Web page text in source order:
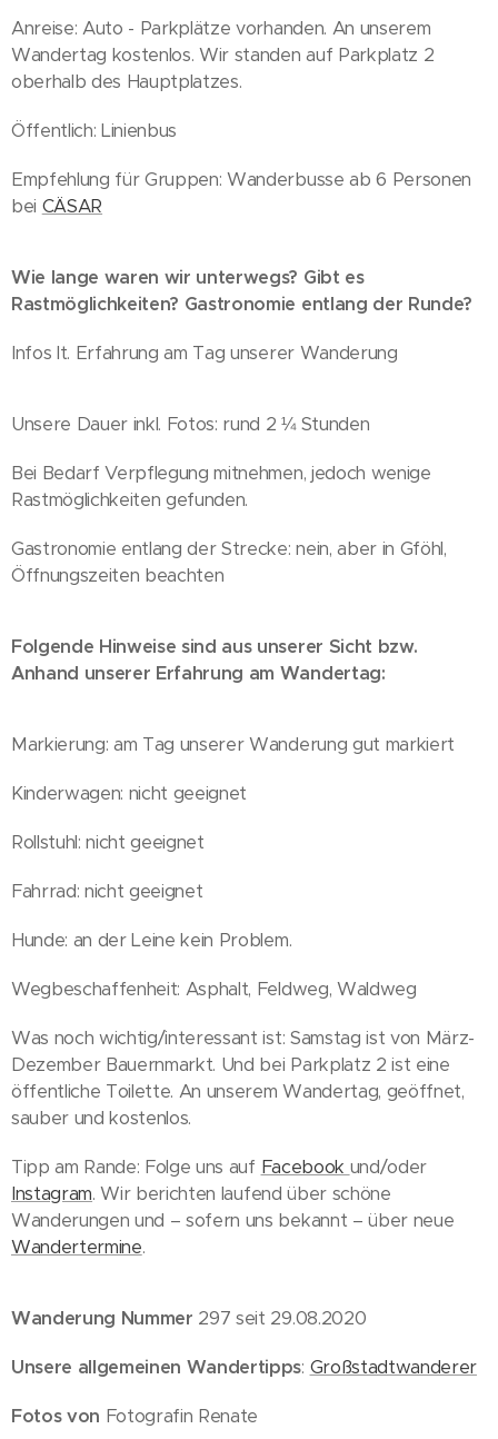
Anreise: Auto - Parkplätze vorhanden. An unserem
Wandertag kostenlos. Wir standen auf Parkplatz 2
oberhalb des Hauptplatzes.
Öffentlich: Linienbus
Empfehlung für Gruppen: Wanderbusse ab 6 Personen
bei CÄSAR
Wie lange waren wir unterwegs? Gibt es
Rastmöglichkeiten? Gastronomie entlang der Runde?
Infos lt. Erfahrung am Tag unserer Wanderung
Unsere Dauer inkl. Fotos: rund 2 ¼ Stunden
Bei Bedarf Verpflegung mitnehmen, jedoch wenige
Rastmöglichkeiten gefunden.
Gastronomie entlang der Strecke: nein, aber in Gföhl,
Öffnungszeiten beachten
Folgende Hinweise sind aus unserer Sicht bzw.
Anhand unserer Erfahrung am Wandertag:
Markierung: am Tag unserer Wanderung gut markiert
Kinderwagen: nicht geeignet
Rollstuhl: nicht geeignet
Fahrrad: nicht geeignet
Hunde: an der Leine kein Problem.
Wegbeschaffenheit: Asphalt, Feldweg, Waldweg
Was noch wichtig/interessant ist: Samstag ist von März-
Dezember Bauernmarkt. Und bei Parkplatz 2 ist eine
öffentliche Toilette. An unserem Wandertag, geöffnet,
sauber und kostenlos.
Tipp am Rande: Folge uns auf Facebook und/oder
Instagram. Wir berichten laufend über schöne
Wanderungen und – sofern uns bekannt – über neue
Wandertermine.
Wanderung Nummer 297 seit 29.08.2020
Unsere allgemeinen Wandertipps: Großstadtwanderer
Fotos von Fotografin Renate